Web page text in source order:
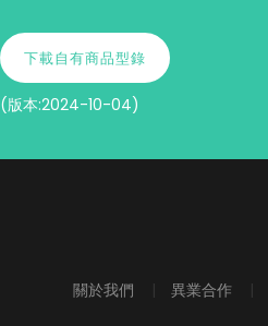
下載自有商品型錄
(版本:2024-10-04)
關於我們 | 異業合作 |